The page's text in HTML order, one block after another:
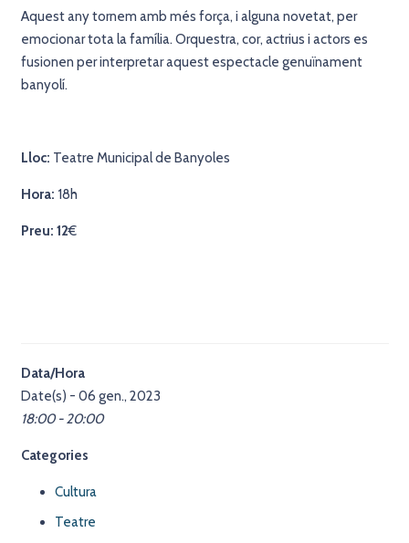
Aquest any tornem amb més força, i alguna novetat, per
emocionar tota la família. Orquestra, cor, actrius i actors es
fusionen per interpretar aquest espectacle genuïnament
banyolí.
Lloc: Teatre Municipal de Banyoles
Hora: 18h
Preu: 12€
Data/Hora
Date(s) - 06 gen., 2023
18:00 - 20:00
Categories
Cultura
Teatre